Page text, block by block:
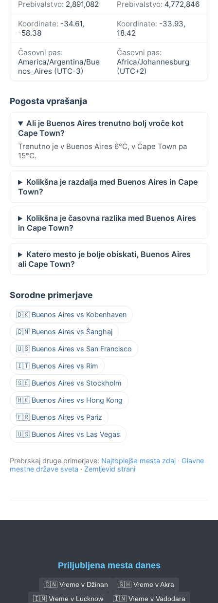
Prebivalstvo: 2,891,082 Prebivalstvo: 4,772,846
Koordinate: -34.61,
-58.38
Koordinate: -33.93,
18.42
Časovni pas:
America/Argentina/Bue
nos_Aires (UTC-3)
Časovni pas:
Africa/Johannesburg
(UTC+2)
Pogosta vprašanja
Ali je Buenos Aires trenutno bolj vroče kot
Cape Town?
Trenutno je v Buenos Aires 6°C, v Cape Town pa
15°C.
Kolikšna je razdalja med Buenos Aires in Cape
Town?
Kolikšna je časovna razlika med Buenos Aires
in Cape Town?
Katero mesto je bolje obiskati, Buenos Aires
ali Cape Town?
Sorodne primerjave
🇩🇰 Buenos Aires vs Kobenhaven
🇨🇳 Buenos Aires vs Šanghaj
🇺🇸 Buenos Aires vs San Francisco
🇮🇹 Buenos Aires vs Rim
🇸🇪 Buenos Aires vs Stockholm
🇭🇰 Buenos Aires vs Hong Kong
🇫🇷 Buenos Aires vs Pariz
🇺🇸 Buenos Aires vs Las Vegas
Prebrskaj druge primerjave: Najtoplejša mesta zdaj · Glavne
mestne države sveta · Zemljevid strani
Priljubljena mesta danes
🇨🇳 Vreme v Džinan
🇬🇭 Vreme v Akra
🇮🇳 Vreme v Lucknow
🇮🇳 Vreme v Vadodara